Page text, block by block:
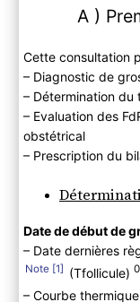
A )
Cette consultation
– Diagnostic de
– Détermination du
– Evaluation des
obstétrical
– Prescription du
Date de début de
– Date dernières
1 (Tfollicule) 0
– Courbe